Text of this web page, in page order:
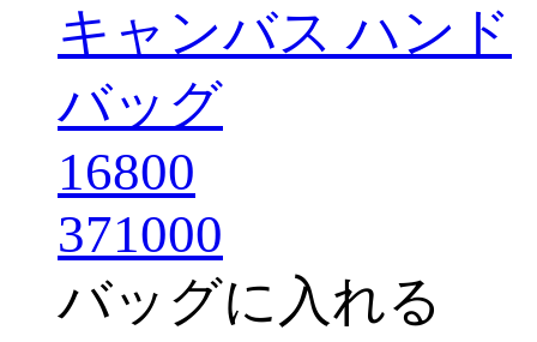
キャンバス ハンド
バッグ
16800
371000
バッグに入れる